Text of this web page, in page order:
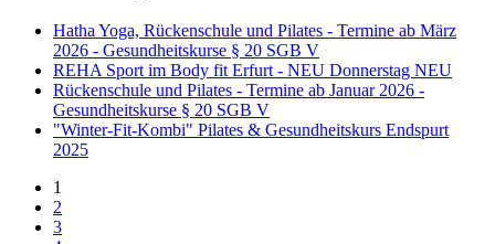
Hatha Yoga, Rückenschule und Pilates - Termine ab März
2026 - Gesundheitskurse § 20 SGB V
REHA Sport im Body fit Erfurt - NEU Donnerstag NEU
Rückenschule und Pilates - Termine ab Januar 2026 -
Gesundheitskurse § 20 SGB V
"Winter-Fit-Kombi" Pilates & Gesundheitskurs Endspurt
2025
1
2
3